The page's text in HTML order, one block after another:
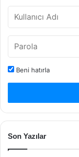
Beni hatırla
Son Yazılar